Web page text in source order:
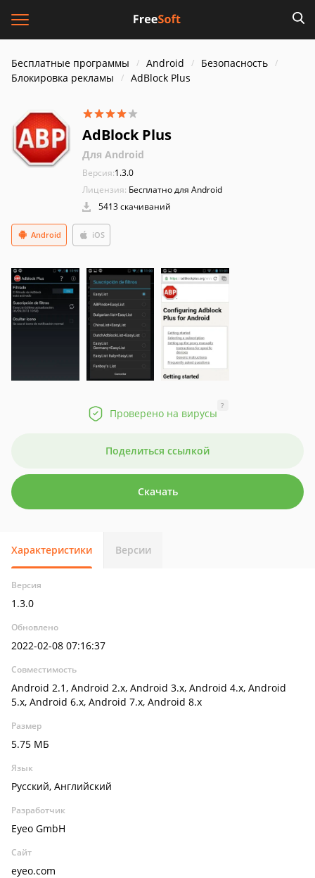
Бесплатные программы Android
Безопасность
Блокировка рекламы
AdBlock Plus
AdBlock Plus
Для Android
Версия:1.3.0
Лицензия: Бесплатно для Android
5413 скачиваний
iOS
Android
Проверено на вирусы
?
Поделиться ссылкой
Скачать
Характеристики Версии
Версия
1.3.0
Обновлено
2022-02-08 07:16:37
Совместимость
Android 2.1, Android 2.x, Android 3.x, Android 4.x, Android
5.x, Android 6.x, Android 7.x, Android 8.x
Размер
5.75 МБ
Язык
Русский, Английский
Разработчик
Eyeo GmbH
Сайт
eyeo.com